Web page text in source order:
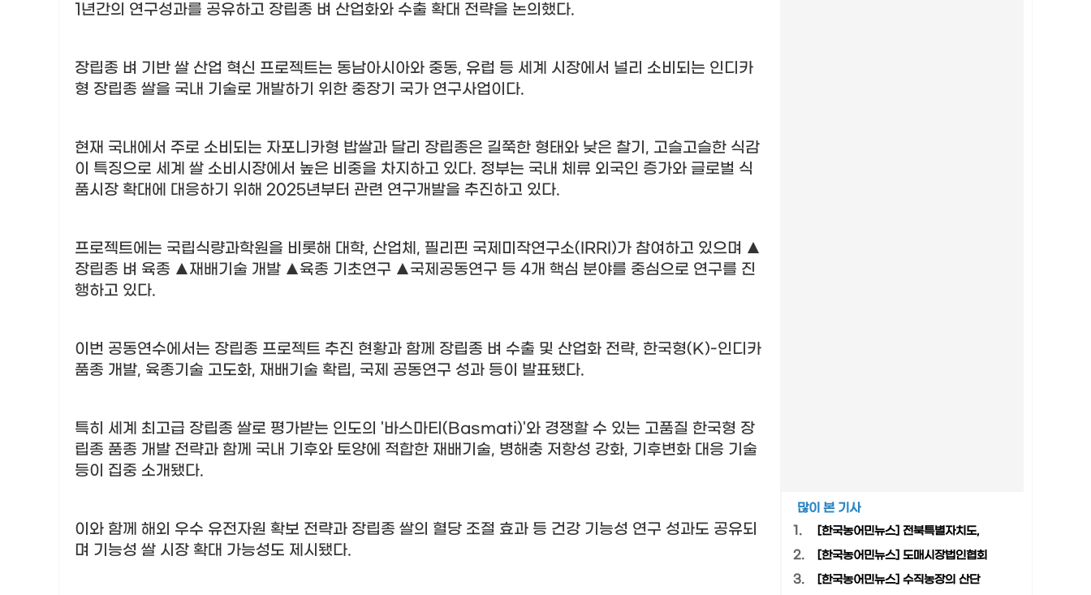
1 년간의 연구성과를 공유하고 장립종 벼 산업화와 수출 확대 전략을 논의했다.
장립종 벼 기반 쌀 산업 혁신 프로젝트는 동남아시아와 중동, 유럽 등 세계 시장에서 널리 소비되는 인디카
형 장립종 쌀을 국내 기술로 개발하기 위한 중장기 국가 연구사업이다.
현재 국내에서 주로 소비되는 자포니카형 밥쌀과 달리 장립종은 길쭉한 형태와 낮은 찰기 , 고슬고슬한 식감
이 특징으로 세계 쌀 소비시장에서 높은 비중을 차지하고 있다. 정부는 국내 체류 외국인 증가와 글로벌 식
품시장 확대에 대응하기 위해 2025년부터 관련 연구개발을 추진하고 있다.
프로젝트에는 국립식량과학원을 비롯해 대학, 산업체 , 필리핀 국제미작연구소(IRRI)가 참여하고 있으며 ▲
장립종 벼 육종 ▲재배기술 개발 ▲육종 기초연구 ▲국제공동연구 등 4개 핵심 분야를 중심으로 연구를 진
행하고 있다.
이번 공동연수에서는 장립종 프로젝트 추진 현황과 함께 장립종 벼 수출 및 산업화 전략, 한국형(K)-인디카
품종 개발, 육종기술 고도화, 재배기술 확립, 국제 공동연구 성과 등이 발표됐다.
특히 세계 최고급 장립종 쌀로 평가받는 인도의 '바스마티 (Basmati)'와 경쟁할 수 있는 고품질 한국형 장
립종 품종 개발 전략과 함께 국내 기후와 토양에 적합한 재배기술, 병해충 저항성 강화, 기후변화 대응 기술
등이 집중 소개됐다.
이와 함께 해외 우수 유전자원 확보 전략과 장립종 쌀의 혈당 조절 효과 등 건강 기능성 연구 성과도 공유되
며 기능성 쌀 시장 확대 가능성도 제시됐다.
많이 본 기사
1.
[한국농어민뉴스] 전북특별자치도,
2. [한국농어민뉴스] 도매시장법인협회
3. [한국농어민뉴스] 수직농장의 산단